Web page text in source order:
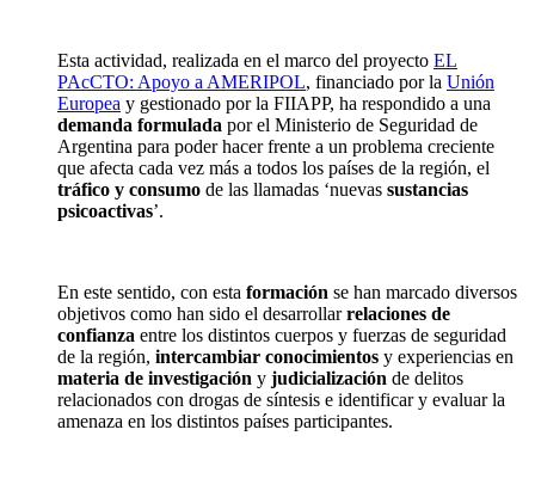
Esta actividad, realizada en el marco del proyecto EL
PAcCTO: Apoyo a AMERIPOL, financiado porla Unión
Europea y gestionado porla FIIAPP, ha respondido a una
demanda formulada porel Ministerio de Seguridad de
Argentina para poder hacer frente a un problema creciente
que afecta cada vez más a todos los países de la región, el
tráfico y consumo de las llamadas ‘nuevas sustancias
psicoactivas’.
En este sentido, con esta formación se han marcado diversos
objetivos como han sido el desarrollar relaciones de
confianza entre los distintos cuerpos y fuerzas de seguridad
de la región, intercambiar conocimientos y experiencias en
materia de investigación y judicialización de delitos
relacionados con drogas de síntesis e identificar y evaluar la
amenaza en los distintos países participantes.